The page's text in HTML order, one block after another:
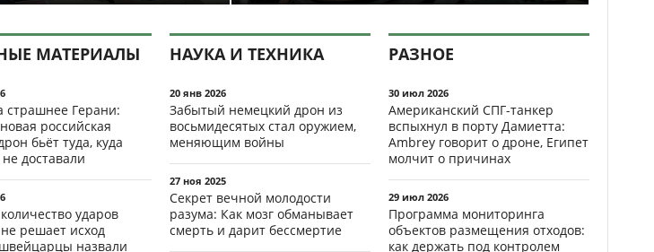
МАТЕРИАЛЫ
страшнее Герани:
российская
бьёт туда, куда
доставали
ударов
решает исход
назвали
НАУКА И ТЕХНИКА
20 янв 2026
Забытый немецкий дрон из
восьмидесятых стал оружием,
меняющим войны
27 ноя 2025
Секрет вечной молодости
разума: Как мозг обманывает
смерть и дарит бессмертие
РАЗНОЕ
30 июл 2026
Американский СПГ-танкер
вспыхнул в порту Дамиетта:
Ambrey говорит о дроне, Египет
молчит о причинах
29 июл 2026
Программа мониторинга
объектов размещения отходов:
как держать под контролем